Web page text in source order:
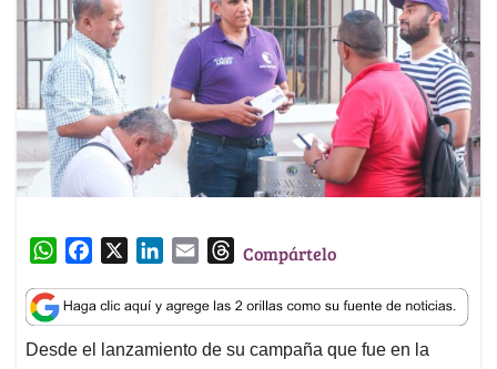
W
a
t
s
c
e
b
n
k
e
a
i
l
T
r
e
a
Compártelo
Desde el lanzamiento de su campaña que fue en la